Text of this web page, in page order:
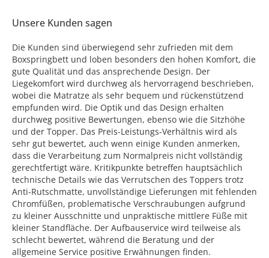
Unsere Kunden sagen
Die Kunden sind überwiegend sehr zufrieden mit dem
Boxspringbett und loben besonders den hohen Komfort, die
gute Qualität und das ansprechende Design. Der
Liegekomfort wird durchweg als hervorragend beschrieben,
wobei die Matratze als sehr bequem und rückenstützend
empfunden wird. Die Optik und das Design erhalten
durchweg positive Bewertungen, ebenso wie die Sitzhöhe
und der Topper. Das Preis-Leistungs-Verhältnis wird als
sehr gut bewertet, auch wenn einige Kunden anmerken,
dass die Verarbeitung zum Normalpreis nicht vollständig
gerechtfertigt wäre. Kritikpunkte betreffen hauptsächlich
technische Details wie das Verrutschen des Toppers trotz
Anti-Rutschmatte, unvollständige Lieferungen mit fehlenden
Chromfüßen, problematische Verschraubungen aufgrund
zu kleiner Ausschnitte und unpraktische mittlere Füße mit
kleiner Standfläche. Der Aufbauservice wird teilweise als
schlecht bewertet, während die Beratung und der
allgemeine Service positive Erwähnungen finden.